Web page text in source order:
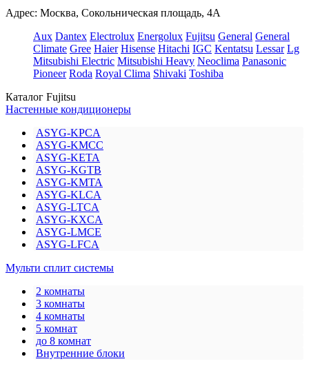
Адрес: Москва, Сокольническая площадь, 4А
Aux Dantex Electrolux Energolux Fujitsu General General
Climate Gree Haier Hisense Hitachi IGC Kentatsu Lessar Lg
Mitsubishi Electric Mitsubishi Heavy Neoclima Panasonic
Pioneer Roda Royal Clima Shivaki Toshiba
Каталог Fujitsu
Настенные кондиционеры
ASYG-KPCA
ASYG-KMCC
ASYG-KETA
ASYG-KGTB
ASYG-KMTA
ASYG-KLCA
ASYG-LTCA
ASYG-KXCA
ASYG-LMCE
ASYG-LFCA
Мульти сплит системы
2 комнаты
3 комнаты
4 комнаты
5 комнат
до 8 комнат
Внутренние блоки